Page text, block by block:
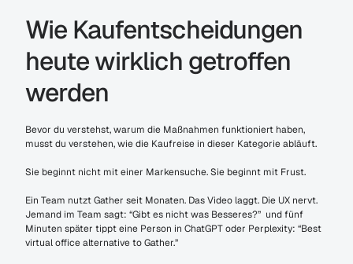
Wie Kaufentscheidungen
heute wirklich getroffen
werden
Bevor du verstehst, warum die Maßnahmen funktioniert haben,
musst du verstehen, wie die Kaufreise in dieser Kategorie abläuft.
Sie beginnt nicht mit einer Markensuche. Sie beginnt mit Frust.
Ein Team nutzt Gather seit Monaten. Das Video laggt. Die UX nervt.
Jemand im Team sagt: “Gibt es nicht was Besseres?”  und fünf
Minuten später tippt eine Person in ChatGPT oder Perplexity: “Best
virtual office alternative to Gather.”